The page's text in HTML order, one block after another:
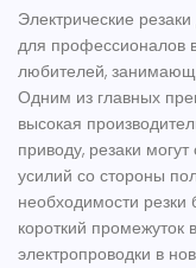
Электрические
для профессионалов
любителей,
Одним из главных
высокая
приводу, резаки
усилий со стороны
необходимости резки
короткий
электропроводки в